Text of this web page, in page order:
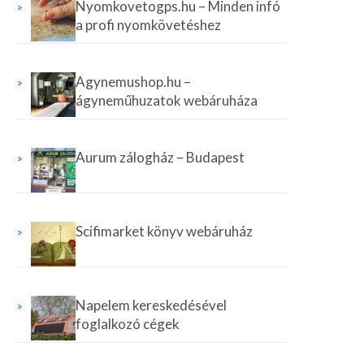
Nyomkovetogps.hu – Minden infó
a profi nyomkövetéshez
Agynemushop.hu –
ágyneműhuzatok webáruháza
Aurum zálogház – Budapest
Scifimarket könyv webáruház
Napelem kereskedésével
foglalkozó cégek